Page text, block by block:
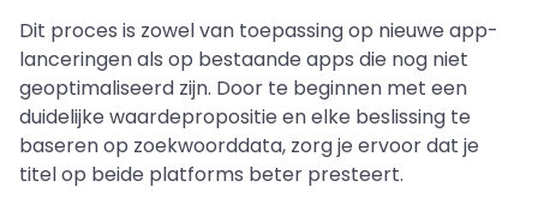
Dit proces is zowel van toepassing op nieuwe app-
lanceringen als op bestaande apps die nog niet
geoptimaliseerd zijn. Door te beginnen met een
duidelijke waardepropositie en elke beslissing te
baseren op zoekwoorddata, zorg je ervoor dat je
titel op beide platforms beter presteert.